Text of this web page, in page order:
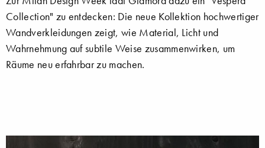
Collection" zu entdecken: Die neue Kollektion hochwertiger
Wandverkleidungen zeigt, wie Material, Licht und
Wahrnehmung auf subtile Weise zusammenwirken, um
Räume neu erfahrbar zu machen.